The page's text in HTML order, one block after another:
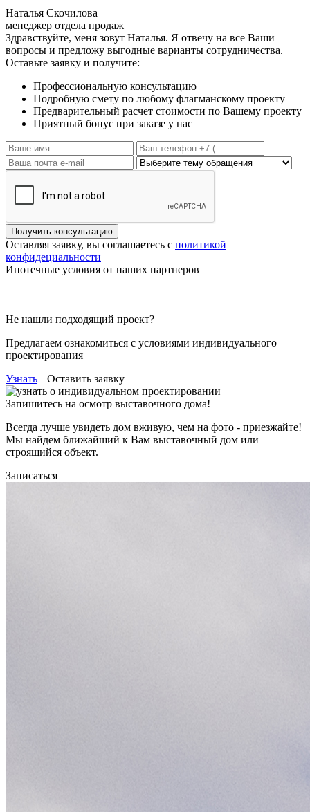
Наталья Скочилова
менеджер отдела продаж
Здравствуйте, меня зовут Наталья. Я отвечу на все Ваши
вопросы и предложу выгодные варианты сотрудничества.
Оставьте заявку и получите:
Профессиональную консультацию
Подробную смету по любому флагманскому проекту
Предварительный расчет стоимости по Вашему проекту
Приятный бонус при заказе у нас
Получить консультацию
Оставляя заявку, вы соглашаетесь с политикой
конфидециальности
Ипотечные условия от наших партнеров
Не нашли подходящий проект?
Предлагаем ознакомиться с условиями индивидуального
проектирования
Узнать
Оставить заявку
Запишитесь на осмотр выставочного дома!
Всегда лучше увидеть дом вживую, чем на фото - приезжайте!
Мы найдем ближайший к Вам выставочный дом или
строящийся объект.
Записаться